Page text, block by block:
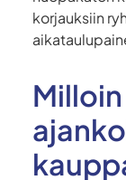
korjauksiin